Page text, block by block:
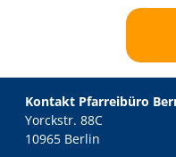
Kontakt Pfarreibüro
Yorckstr. 88C
10965 Berlin